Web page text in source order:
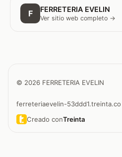
F FERRETERIA EVELIN
Ver sitio web completo →
© 2026 FERRETERIA EVELIN
ferreteriaevelin-53ddd1.treinta.co
Creado conTreinta